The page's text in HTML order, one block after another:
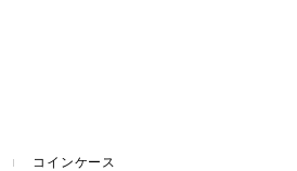
コインケース